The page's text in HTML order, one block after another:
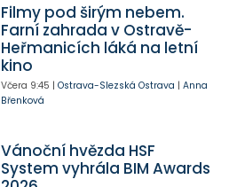
Filmy pod širým nebem.
Farní zahrada v Ostravě-
Heřmanicích láká na letní
kino
Včera 9:45 | Ostrava-Slezská Ostrava | Anna
Břenková
Vánoční hvězda HSF
System vyhrála BIM Awards